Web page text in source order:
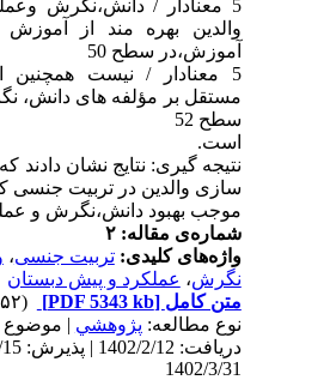
5 معنادار / دانش،نگرش
والدین بهره مند از آموزش و
آموزش،در سطح 50
5 معنادار / نیست همچنین
مستقل بر مؤلفه های دانش،
سطح 52
است.
نتیجه گیری: نتایج نشان دادند
سازی والدین در تربیت جنسی
موجب بهبود دانش،نگرش و
شماره‌ی مقاله: ۲
واژه‌های کلیدی:تربیت جنسی،
نگرش،عملکرد و پیش دبستان
متن کامل[PDF 5343 kb]
نوع مطالعه:پژوهشي| موضوع
1402/3/31